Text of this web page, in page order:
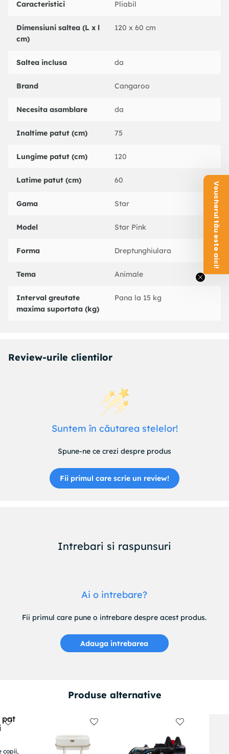
- un singur nivel
- interior: 120(L) x 60(l) x 60(h) cm
- exterior: 123(L) x 65(l) x 74(h) cm.
mai indelungata, va recomandam saltelele cu fibre din nuca
Caracteristici generale
Pentru Fete
Caracteristici cheie Geanta pentru transport Saltea pliabila
Stare asamblare Neasamblat
Culoare Gri Roz
Lungime 120 cm
Caracteristici Pliabil
Dimensiuni saltea (L x l
cm)
120 x 60 cm
Saltea inclusa da
Brand Cangaroo
Necesita asamblare da
Inaltime patut (cm) 75
Lungime patut (cm) 120
Latime patut (cm) 60
Gama Star
Model Star Pink
Forma Dreptunghiulara
Tema Animale
Interval greutate
maxima suportata (kg)
Pana la 15 kg
Review-urile clientilor
Suntem în căutarea stelelor!
Spune-ne ce crezi despre produs
Fii primul care scrie un review!
Intrebari si raspunsuri
Ai o intrebare?
Fii primul care pune o intrebare despre acest produs.
Adauga intrebarea
Produse alternative
copii,
Voucherul tău este aici!